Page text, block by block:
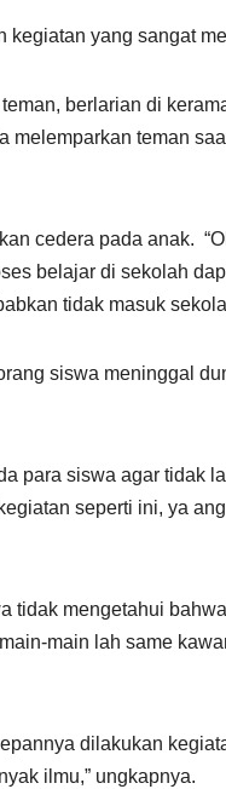
yang sangat
berlarian di
teman
cedera pada anak.
belajar di sekolah
tidak masuk
siswa meninggal
para siswa agar tidak
seperti ini, ya
tidak mengetahui
main lah same
dilakukan
ilmu,” ungkapnya.